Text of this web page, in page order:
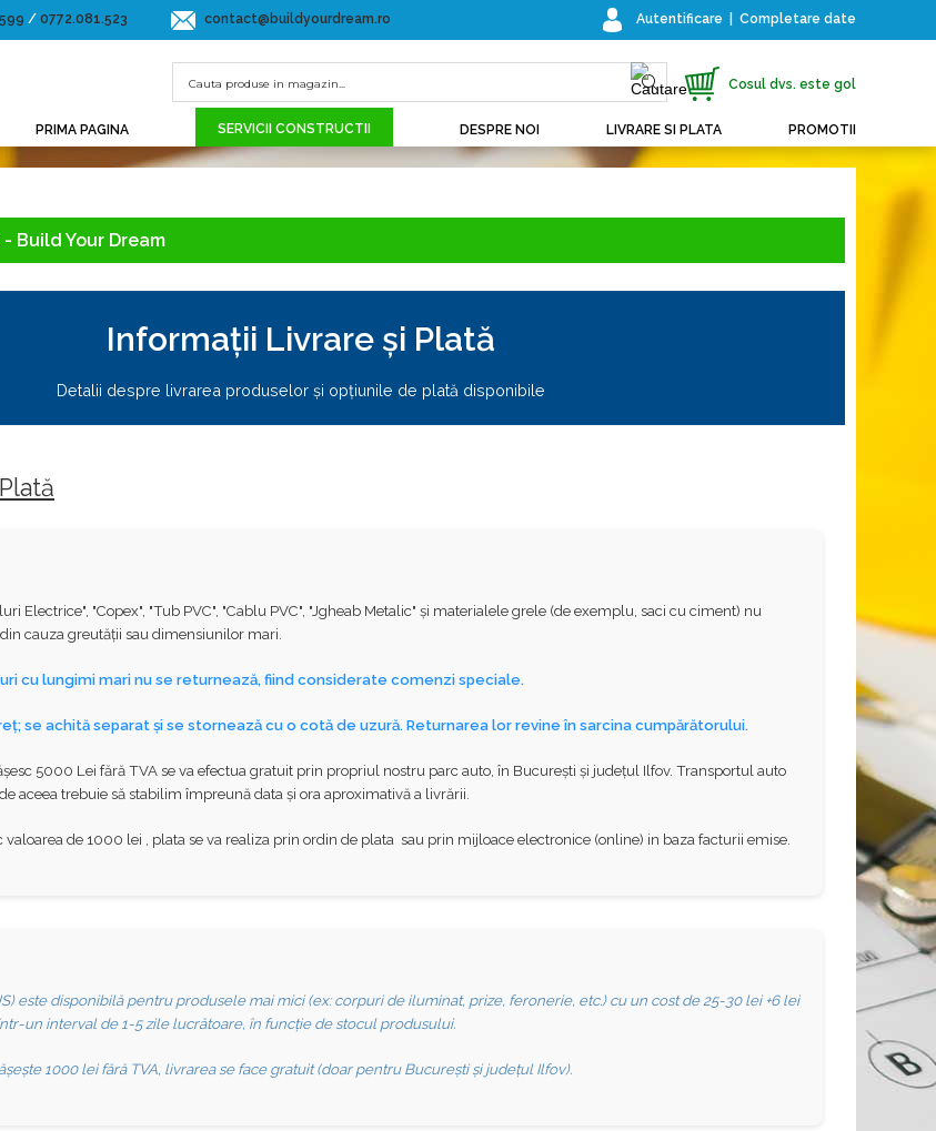
/ 0772.081.523 contact@buildyourdream.ro Autentificare Completare date
Cosul dvs. este gol
PRIMA PAGINA SERVICII CONSTRUCTII DESPRE NOI LIVRARE SI PLATA PROMOTII
Build Your Dream
Informații Livrare și Plată
Detalii despre livrarea produselor și opțiunile de plată disponibile
Electrice", "Copex", "Tub PVC", "Cablu PVC", "Jgheab Metalic" și materialele grele (de exemplu, saci cu ciment) nu
cauza greutății sau dimensiunilor mari.
cu lungimi mari nu se returnează, fiind considerate comenzi speciale.
se achită separat și se stornează cu o cotă de uzură. Returnarea lor revine în sarcina cumpărătorului.
5000 Lei fără TVA se va efectua gratuit prin propriul nostru parc auto, în București și județul Ilfov. Transportul auto
aceea trebuie să stabilim împreună data și ora aproximativă a livrării.
valoarea de 1000 lei , plata se va realiza prin ordin de plata sau prin mijloace electronice (online) in baza facturii emise.
este disponibilă pentru produsele mai mici (ex: corpuri de iluminat, prize, feronerie, etc.) cu un cost de 25-30 lei +6 lei
un interval de 1-5 zile lucrătoare, în funcție de stocul produsului.
1000 lei fără TVA, livrarea se face gratuit (doar pentru București și județul Ilfov).